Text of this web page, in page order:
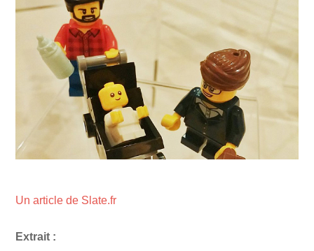
Un article de Slate.fr
Extrait :